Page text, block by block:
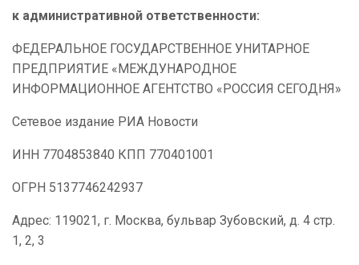
к административной ответственности:
ФЕДЕРАЛЬНОЕ ГОСУДАРСТВЕННОЕ УНИТАРНОЕ
ПРЕДПРИЯТИЕ «МЕЖДУНАРОДНОЕ
ИНФОРМАЦИОННОЕ АГЕНТСТВО «РОССИЯ СЕГОДНЯ»
Сетевое издание РИА Новости
ИНН 7704853840 КПП 770401001
ОГРН 5137746242937
Адрес: 119021, г. Москва, бульвар Зубовский, д. 4 стр.
1, 2, 3